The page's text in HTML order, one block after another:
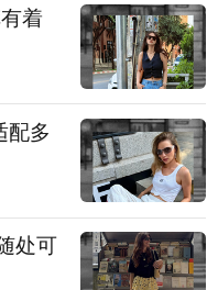
着
配多
处可